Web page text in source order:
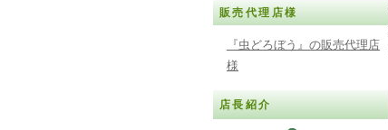
販売代理店様
『虫どろぼう』の販売代理店
様
店長紹介